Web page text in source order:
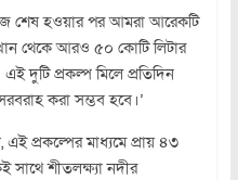
শেষ হওয়ার পর আমরা আরেকটি
থেকে আরও ৫০ কোটি লিটার
দুটি প্রকল্প মিলে প্রতিদিন
করা সম্ভব হবে।’
এই প্রকল্পের মাধ্যমে প্রায় ৪৩
শীতলক্ষ্যা নদীর